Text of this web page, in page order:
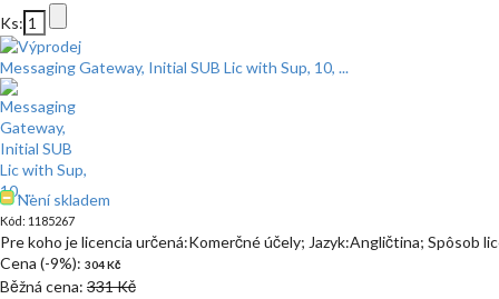
Ks:
Messaging Gateway, Initial SUB Lic with Sup, 10, ...
Není skladem
Kód: 1185267
Pre koho je licencia určená:Komerčné účely; Jazyk:Angličtina; Spôsob
Cena (-9%): 304 Kč
Běžná cena: 331 Kč